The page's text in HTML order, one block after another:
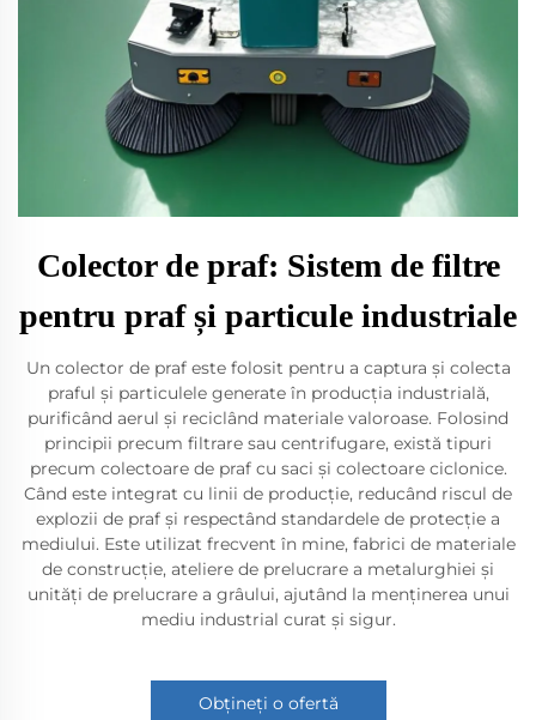
Colector de praf: Sistem de filtre
pentru praf și particule industriale
Un colector de praf este folosit pentru a captura și colecta
praful și particulele generate în producția industrială,
purificând aerul și reciclând materiale valoroase. Folosind
principii precum filtrare sau centrifugare, există tipuri
precum colectoare de praf cu saci și colectoare ciclonice.
Când este integrat cu linii de producție, reducând riscul de
explozii de praf și respectând standardele de protecție a
mediului. Este utilizat frecvent în mine, fabrici de materiale
de construcție, ateliere de prelucrare a metalurghiei și
unități de prelucrare a grâului, ajutând la menținerea unui
mediu industrial curat și sigur.
Obțineți o ofertă